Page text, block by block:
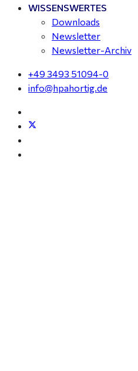
WISSENSWERTES
Downloads
Newsletter
Newsletter-Archiv
+49 3493 51094-0
info@hpahortig.de